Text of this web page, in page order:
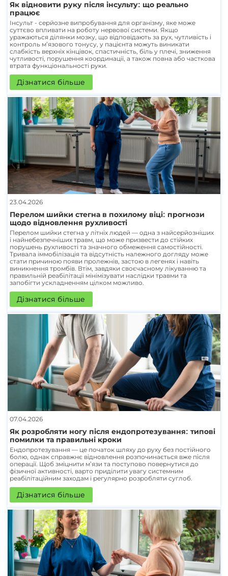
Як відновити руку після інсульту: що реально
працює
Інсульт - серйозне випробування для організму, яке може
суттєво впливати на роботу нервової системи. Якщо
уражаються ділянки мозку, що відповідають за рух, чутливість і
контроль м’язового тонусу, у пацієнта можуть виникати
слабкість верхніх кінцівок, спастичність, біль у плечі, зниження
чутливості, порушення координації, а також повна або часткова
втрата функціональності руки.
Дізнатися більше
23.04.2026
Перелом шийки стегна в похилому віці: прогнози
щодо відновлення рухливості
Перелом шийки стегна у літніх людей — одна з найсерйозніших
і найнебезпечніших травм, що може призвести до стійких
порушень рухливості та значного обмеження самостійності.
Тривала іммобілізація та відсутність належного догляду може
стати причиною появи пролежнів, застою в легенях і навіть
виникнення тромбів. Втім, завдяки своєчасному лікуванню та
правильній реабілітації мінімізувати наслідки травми та
запобігти ускладненням цілком можливо.
Дізнатися більше
07.04.2026
Як розробляти ногу після ендопротезування: типові
помилки та правильні кроки
Ендопротезування — це початок шляху до руху без постійного
болю, однак справжнє відновлення розпочинається вже після
операції. Щоб зміцнити м’язи та поступово повернутися до
фізичної активності, варто приділити увагу системним
реабілітаційним заходам і регулярно розробляти суглоб.
Дізнатися більше